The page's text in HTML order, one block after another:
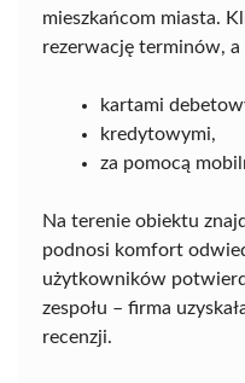
mieszkańcom miasta.
rezerwację terminów, a
kartami
kredytowymi,
za pomocą
Na terenie obiektu
podnosi komfort
użytkowników
zespołu – firma
recenzji.